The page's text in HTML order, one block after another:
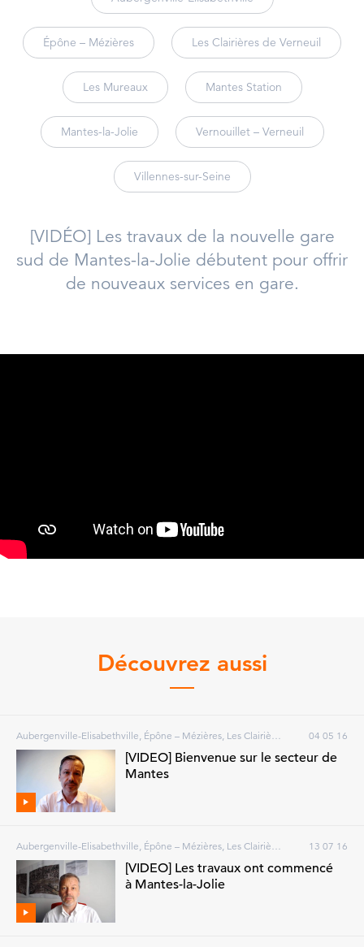
Épône – Mézières Les Clairières de Verneuil
Les Mureaux Mantes Station
Mantes-la-Jolie Vernouillet – Verneuil
Villennes-sur-Seine
[VIDÉO] Les travaux de la nouvelle gare
sud de Mantes-la-Jolie débutent pour offrir
de nouveaux services en gare.
Découvrez aussi
04 05 16
[VIDEO] Bienvenue sur le secteur de
Mantes
13 07 16
[VIDEO] Les travaux ont commencé
à Mantes-la-Jolie